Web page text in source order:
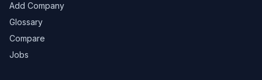
Add Company
Glossary
Compare
Jobs